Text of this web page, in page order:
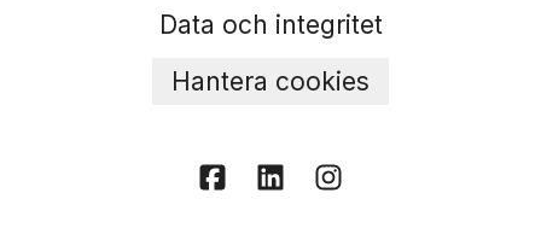
Data och integritet
Hantera cookies